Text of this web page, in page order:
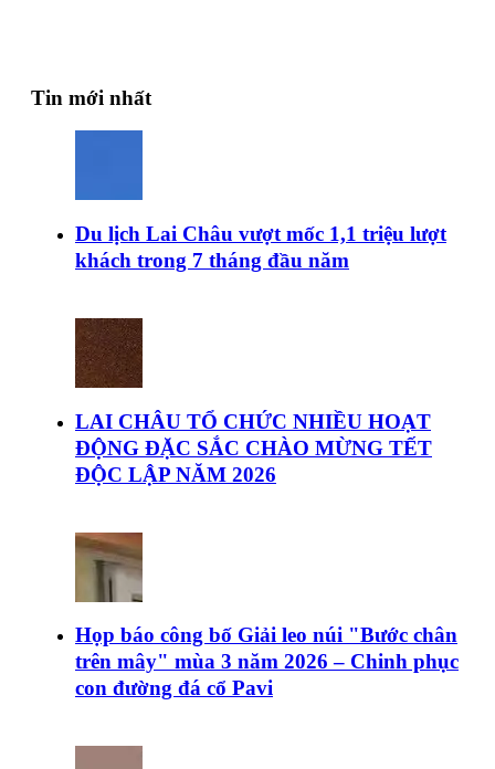
Tin mới nhất
Du lịch Lai Châu vượt mốc 1,1 triệu lượt
khách trong 7 tháng đầu năm
LAI CHÂU TỔ CHỨC NHIỀU HOẠT
ĐỘNG ĐẶC SẮC CHÀO MỪNG TẾT
ĐỘC LẬP NĂM 2026
Họp báo công bố Giải leo núi "Bước chân
trên mây" mùa 3 năm 2026 – Chinh phục
con đường đá cổ Pavi